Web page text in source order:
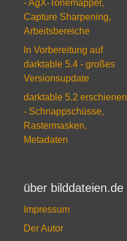
- AgX-Tonemapper,
Capture Sharpening,
Arbeitsbereiche
In Vorbereitung auf
darktable 5.4 - großes
Versionsupdate
darktable 5.2 erschienen
- Schnappschüsse,
Rastermasken,
Metadaten
über bilddateien.de
Impressum
Der Autor